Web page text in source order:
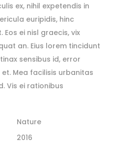
ex, nihil expetendis in
euripidis, hinc
Eos ei nisl graecis, vix
an. Eius lorem tincidunt
sensibus id, error
Mea facilisis urbanitas
Vis ei rationibus
Nature
2016